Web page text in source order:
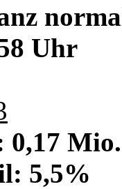
Uhr
0,17 Mio.
5,5%